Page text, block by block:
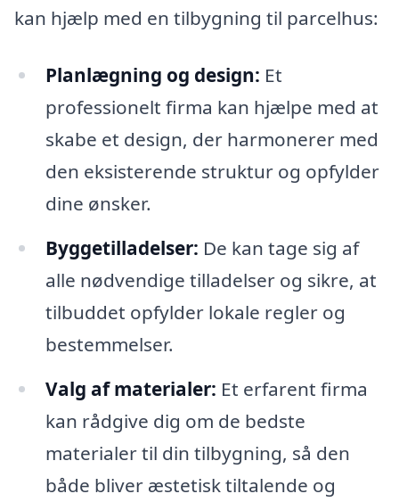
kan hjælp med en tilbygning til parcelhus:
Planlægning og design: Et
professionelt firma kan hjælpe med at
skabe et design, der harmonerer med
den eksisterende struktur og opfylder
dine ønsker.
Byggetilladelser: De kan tage sig af
alle nødvendige tilladelser og sikre, at
tilbuddet opfylder lokale regler og
bestemmelser.
Valg af materialer: Et erfarent firma
kan rådgive dig om de bedste
materialer til din tilbygning, så den
både bliver æstetisk tiltalende og